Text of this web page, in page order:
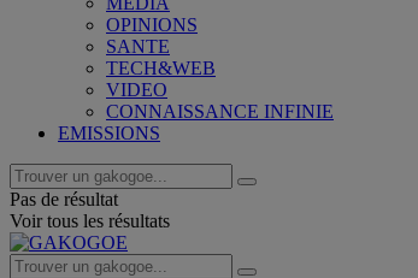
OPINIONS
SANTE
TECH&WEB
VIDEO
CONNAISSANCE INFINIE
EMISSIONS
Pas de résultat
Voir tous les résultats